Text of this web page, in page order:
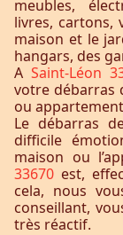
meubles,
livres, cartons,
maison et le
hangars, des
ASaint-Léon
votre débarras
ou
Le débarras
difficile
maison ou
33670 est,
cela, nous
conseillant,
très réactif.